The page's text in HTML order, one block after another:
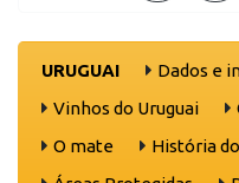
URUGUAI
Dados e
Vinhos do Uruguai
O mate
História